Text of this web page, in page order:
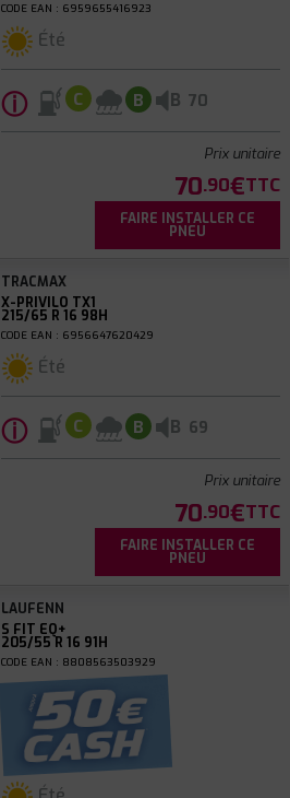
CODE EAN : 6959655416923
Été
ⓘ C B B 70
Prix unitaire
70.90€TTC
FAIRE INSTALLER CE
PNEU
TRACMAX
X-PRIVILO TX1
215/65 R 16 98H
CODE EAN : 6956647620429
Été
ⓘ C B B 69
Prix unitaire
70.90€TTC
FAIRE INSTALLER CE
PNEU
LAUFENN
S FIT EQ+
205/55 R 16 91H
CODE EAN : 8808563503929